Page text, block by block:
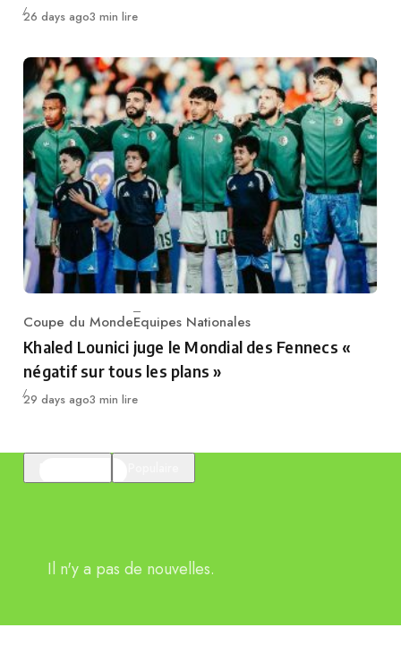
Publié
26 days ago3 min lire
Category
Coupe du MondeEquipes Nationales
Khaled Lounici juge le Mondial des Fennecs «
négatif sur tous les plans »
Publié
29 days ago3 min lire
Il n'y a pas de nouvelles.